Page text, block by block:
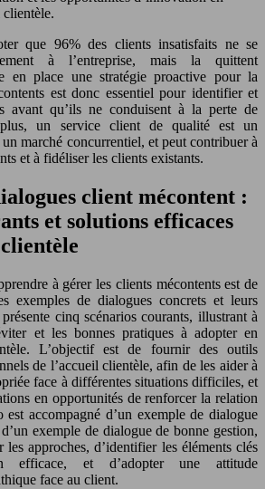
clientèle.
que 96% des clients insatisfaits ne se
à l’entreprise, mais la quittent
en place une stratégie proactive pour la
est donc essentiel pour identifier et
avant qu’ils ne conduisent à la perte de
un service client de qualité est un
marché concurrentiel, et peut contribuer à
et à fidéliser les clients existants.
client mécontent :
et solutions efficaces
à gérer les clients mécontents est de
exemples de dialogues concrets et leurs
cinq scénarios courants, illustrant à
et les bonnes pratiques à adopter en
L’objectif est de fournir des outils
de l’accueil clientèle, afin de les aider à
face à différentes situations difficiles, et
en opportunités de renforcer la relation
est accompagné d’un exemple de dialogue
exemple de dialogue de bonne gestion,
les approches, d’identifier les éléments clés
efficace, et d’adopter une attitude
face au client.